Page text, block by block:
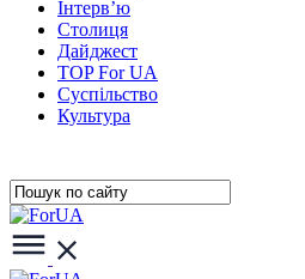
Інтерв’ю
Столиця
Дайджест
TOP For UA
Суспiльство
Культура